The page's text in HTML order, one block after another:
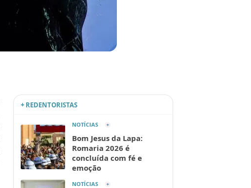
+ REDENTORISTAS
NOTÍCIAS
Bom Jesus da Lapa:
Romaria 2026 é
concluída com fé e
emoção
NOTÍCIAS